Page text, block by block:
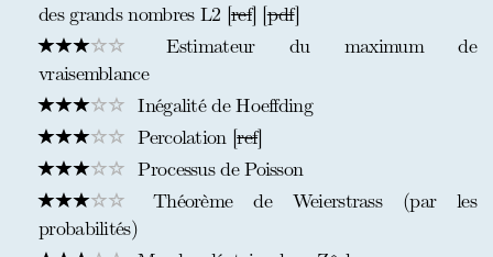
des grands nombres L2 [ref] [pdf]
Estimateur du maximum de
vraisemblance
Inégalité de Hoeffding
Percolation [ref]
Processus de Poisson
Théorème de Weierstrass (par les
probabilités)